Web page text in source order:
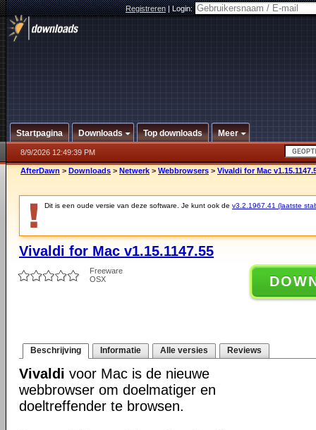
Registreren|Login:
Startpagina Downloads Top downloads Meer
8/9/2026 12:49:39 PM
AfterDawn > Downloads > Netwerk > Webbrowsers > Vivaldi for Mac
Dit is een oude versie van deze software. Je kunt ook de v3.2.1967.41 (laatste
Vivaldi for Mac v1.15.1147.55
Freeware
OSX
Beschrijving Informatie Alle versies Reviews
Vivaldi voor Mac is de nieuwe
webbrowser om doelmatiger en
doeltreffender te browsen.